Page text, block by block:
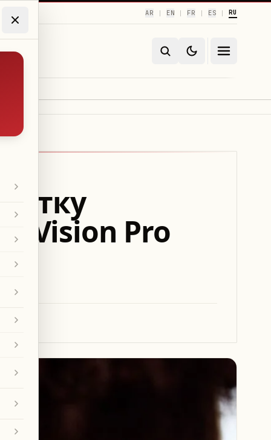
AR | EN | FR | ES | RU
Vision Pro